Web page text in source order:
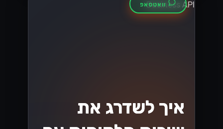
וואטסאפ
איך לשדרג את